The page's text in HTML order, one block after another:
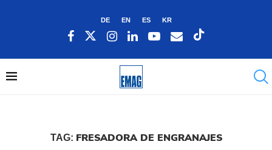
DE EN ES KR
TAG: FRESADORA DE ENGRANAJES